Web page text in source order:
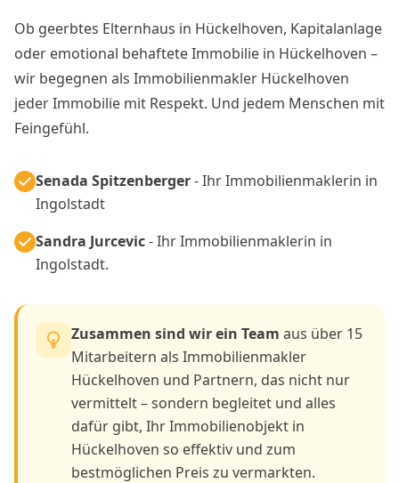
Ob geerbtes Elternhaus in Hückelhoven, Kapitalanlage
oder emotional behaftete Immobilie in Hückelhoven –
wir begegnen als Immobilienmakler Hückelhoven
jeder Immobilie mit Respekt. Und jedem Menschen mit
Feingefühl.
Senada Spitzenberger- Ihr Immobilienmaklerin in
Ingolstadt
Sandra Jurcevic- Ihr Immobilienmaklerin in
Ingolstadt.
Zusammen sind wir ein Team aus über 15
Mitarbeitern als Immobilienmakler
Hückelhoven und Partnern, das nicht nur
vermittelt – sondern begleitet und alles
dafür gibt, Ihr Immobilienobjekt in
Hückelhoven so effektiv und zum
bestmöglichen Preis zu vermarkten.